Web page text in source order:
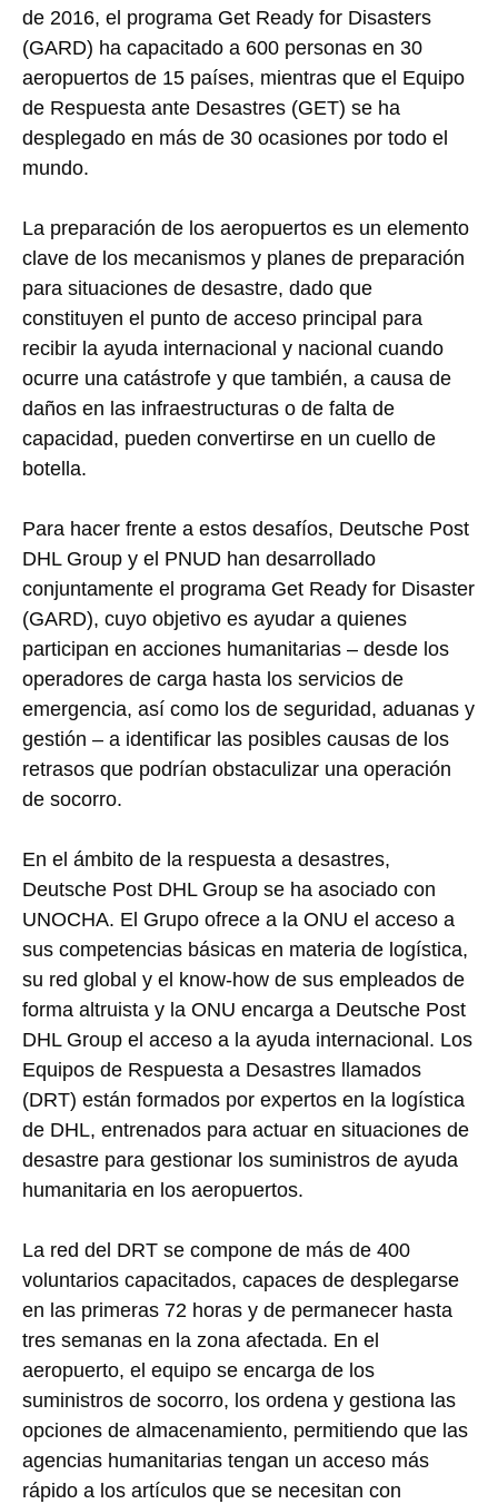
de 2016, el programa Get Ready for Disasters
(GARD) ha capacitado a 600 personas en 30
aeropuertos de 15 países, mientras que el Equipo
de Respuesta ante Desastres (GET) se ha
desplegado en más de 30 ocasiones por todo el
mundo.
La preparación de los aeropuertos es un elemento
clave de los mecanismos y planes de preparación
para situaciones de desastre, dado que
constituyen el punto de acceso principal para
recibir la ayuda internacional y nacional cuando
ocurre una catástrofe y que también, a causa de
daños en las infraestructuras o de falta de
capacidad, pueden convertirse en un cuello de
botella.
Para hacer frente a estos desafíos, Deutsche Post
DHL Group y el PNUD han desarrollado
conjuntamente el programa Get Ready for Disaster
(GARD), cuyo objetivo es ayudar a quienes
participan en acciones humanitarias – desde los
operadores de carga hasta los servicios de
emergencia, así como los de seguridad, aduanas y
gestión – a identificar las posibles causas de los
retrasos que podrían obstaculizar una operación
de socorro.
En el ámbito de la respuesta a desastres,
Deutsche Post DHL Group se ha asociado con
UNOCHA. El Grupo ofrece a la ONU el acceso a
sus competencias básicas en materia de logística,
su red global y el know-how de sus empleados de
forma altruista y la ONU encarga a Deutsche Post
DHL Group el acceso a la ayuda internacional. Los
Equipos de Respuesta a Desastres llamados
(DRT) están formados por expertos en la logística
de DHL, entrenados para actuar en situaciones de
desastre para gestionar los suministros de ayuda
humanitaria en los aeropuertos.
La red del DRT se compone de más de 400
voluntarios capacitados, capaces de desplegarse
en las primeras 72 horas y de permanecer hasta
tres semanas en la zona afectada. En el
aeropuerto, el equipo se encarga de los
suministros de socorro, los ordena y gestiona las
opciones de almacenamiento, permitiendo que las
agencias humanitarias tengan un acceso más
rápido a los artículos que se necesitan con